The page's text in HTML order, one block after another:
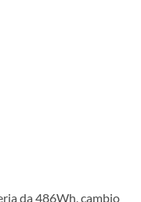
da 486Wh, cambio